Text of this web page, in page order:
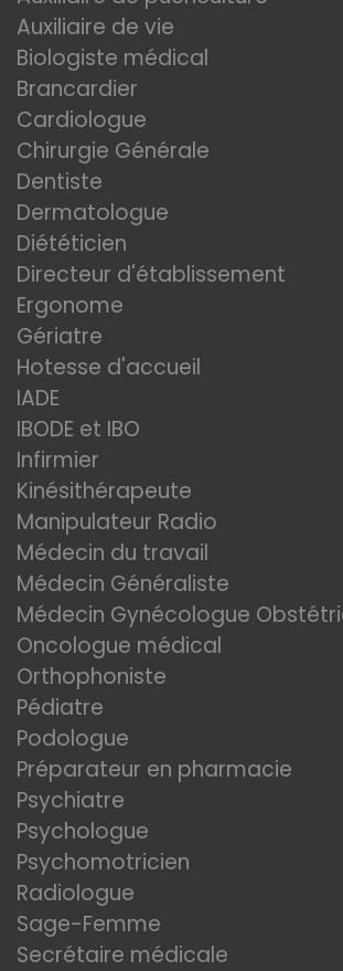
Auxiliaire de vie
Biologiste médical
Brancardier
Cardiologue
Chirurgie Générale
Dentiste
Dermatologue
Diététicien
Directeur d'établissement
Ergonome
Gériatre
Hotesse d'accueil
IADE
IBODE et IBO
Infirmier
Kinésithérapeute
Manipulateur Radio
Médecin du travail
Médecin Généraliste
Médecin Gynécologue
Oncologue médical
Orthophoniste
Pédiatre
Podologue
Préparateur en pharmacie
Psychiatre
Psychologue
Psychomotricien
Radiologue
Sage-Femme
Secrétaire médicale